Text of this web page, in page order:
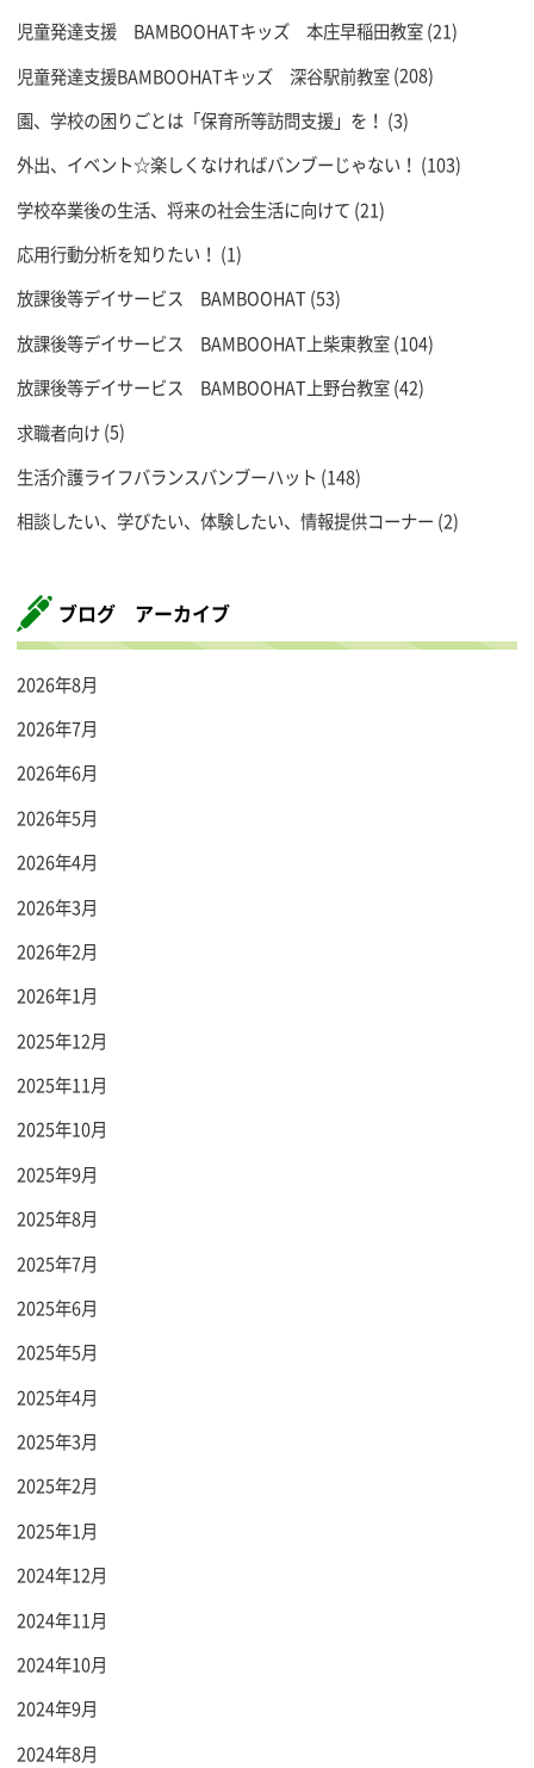
児童発達支援 BAMBOOHATキッズ 本庄早稲田教室(21)
児童発達支援BAMBOOHATキッズ 深谷駅前教室(208)
園、学校の困りごとは「保育所等訪問支援」を！ (3)
外出、イベント☆楽しくなければバンブーじゃない！ (103)
学校卒業後の生活、将来の社会生活に向けて (21)
応用行動分析を知りたい！ (1)
放課後等デイサービス BAMBOOHAT(53)
放課後等デイサービス BAMBOOHAT上柴東教室(104)
放課後等デイサービス BAMBOOHAT上野台教室(42)
求職者向け(5)
生活介護ライフバランスバンブーハット (148)
相談したい、学びたい、体験したい、情報提供コーナー (2)
ブログ アーカイブ
2026年8月
2026年7月
2026年6月
2026年5月
2026年4月
2026年3月
2026年2月
2026年1月
2025年12月
2025年11月
2025年10月
2025年9月
2025年8月
2025年7月
2025年6月
2025年5月
2025年4月
2025年3月
2025年2月
2025年1月
2024年12月
2024年11月
2024年10月
2024年9月
2024年8月